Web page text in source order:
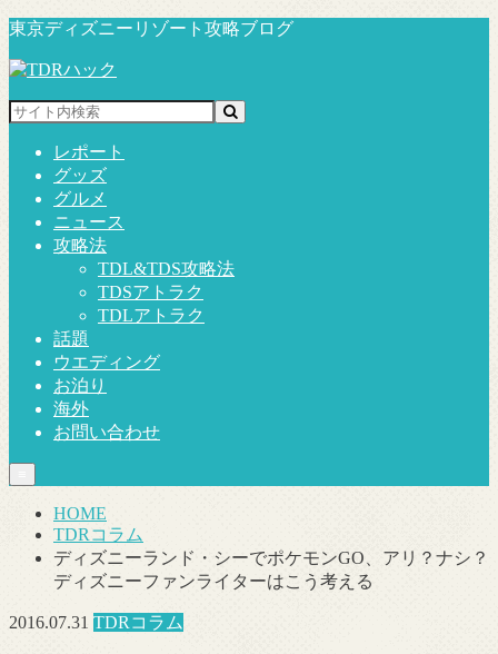
東京ディズニーリゾート攻略ブログ
レポート
グッズ
グルメ
ニュース
攻略法
TDL&TDS攻略法
TDSアトラク
TDLアトラク
話題
ウエディング
お泊り
海外
お問い合わせ
HOME
TDRコラム
ディズニーランド・シーでポケモンGO、アリ？ナシ？
ディズニーファンライターはこう考える
2016.07.31 TDRコラム